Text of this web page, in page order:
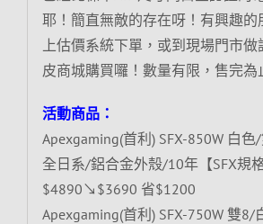
耶！簡直無敵的存在呀！有興趣的
上估價系統下單，或到現場門市
皮商城購買囉！數量有限，售完為
活動商品：
Apexgaming(首利) SFX-850W 白
全日系/鋁合金外殼/10年【SFX規
$4890↘$3690 省$1200
Apexgaming(首利) SFX-750W 雙